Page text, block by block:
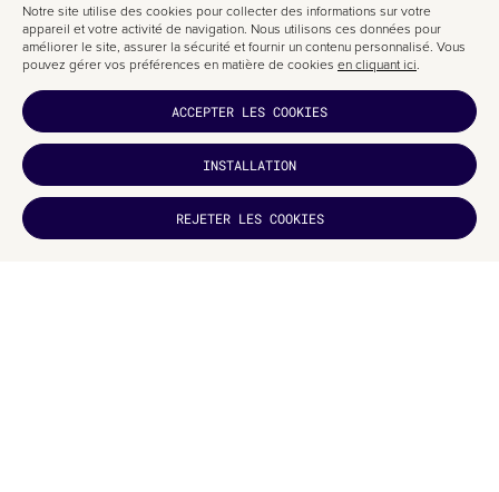
VOUS AVEZ
ABONNEZ-
VOUS
Notre site utilise des cookies pour collecter des informations sur votre
appareil et votre activité de navigation. Nous utilisons ces données pour
améliorer le site, assurer la sécurité et fournir un contenu personnalisé. Vous
pouvez gérer vos préférences en matière de cookies en cliquant ici.
ACCEPTER LES COOKIES
INSTALLATION
REJETER LES COOKIES